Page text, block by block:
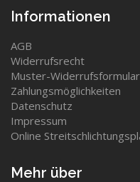
Informationen
AGB
Widerrufsrecht
Muster-Widerrufsformular
Zahlungsmöglichkeiten
Datenschutz
Impressum
Online
Mehr über